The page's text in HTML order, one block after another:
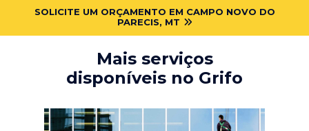
SOLICITE UM ORÇAMENTO EM CAMPO NOVO DO
PARECIS, MT
Mais serviços
disponíveis no Grifo